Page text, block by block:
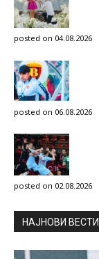
posted on 04.08.2026
posted on 06.08.2026
posted on 02.08.2026
НAЈНОВИ ВЕСТИ